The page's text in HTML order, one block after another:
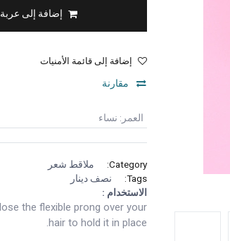
إضافة إلى
إضافة إلى قائمة الأمنيات
مقارنة
العمر : نساء
Category:
ملاقط شعر
Tags:
نصف دينار
الاستخدام :
the flexible prong over your
hair to hold it in place.